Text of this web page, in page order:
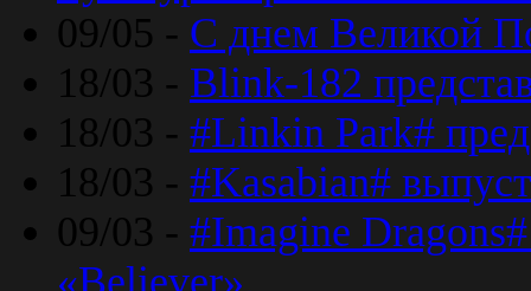
09/05 - С днем Великой
18/03 - Blink-182
18/03 - #Linkin Park#
18/03 - #Kasabian#
09/03 - #Imagine